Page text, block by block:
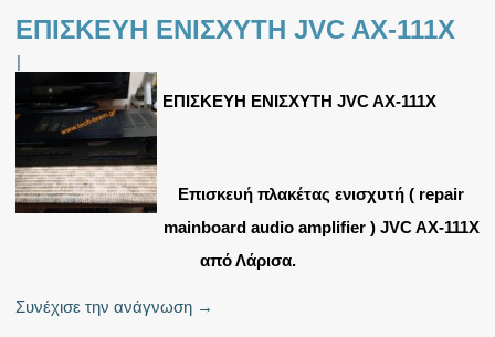
ΕΠΙΣΚΕΥΗ ΕΝΙΣΧΥΤΗ JVC AX-111X
|
ΕΠΙΣΚΕΥΗ ΕΝΙΣΧΥΤΗ JVC AX-111X
Επισκευή πλακέτας ενισχυτή ( repair
mainboard audio amplifier ) JVC AX-111X
από Λάρισα.
Συνέχισε την ανάγνωση →